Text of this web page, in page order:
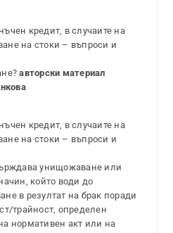
кредит, в случаите на
на стоки – въпроси и
авторски материал
кредит, в случаите на
на стоки – въпроси и
унищожаване или
който води до
в резултат на брак поради
трайност, определен
нормативен акт или на